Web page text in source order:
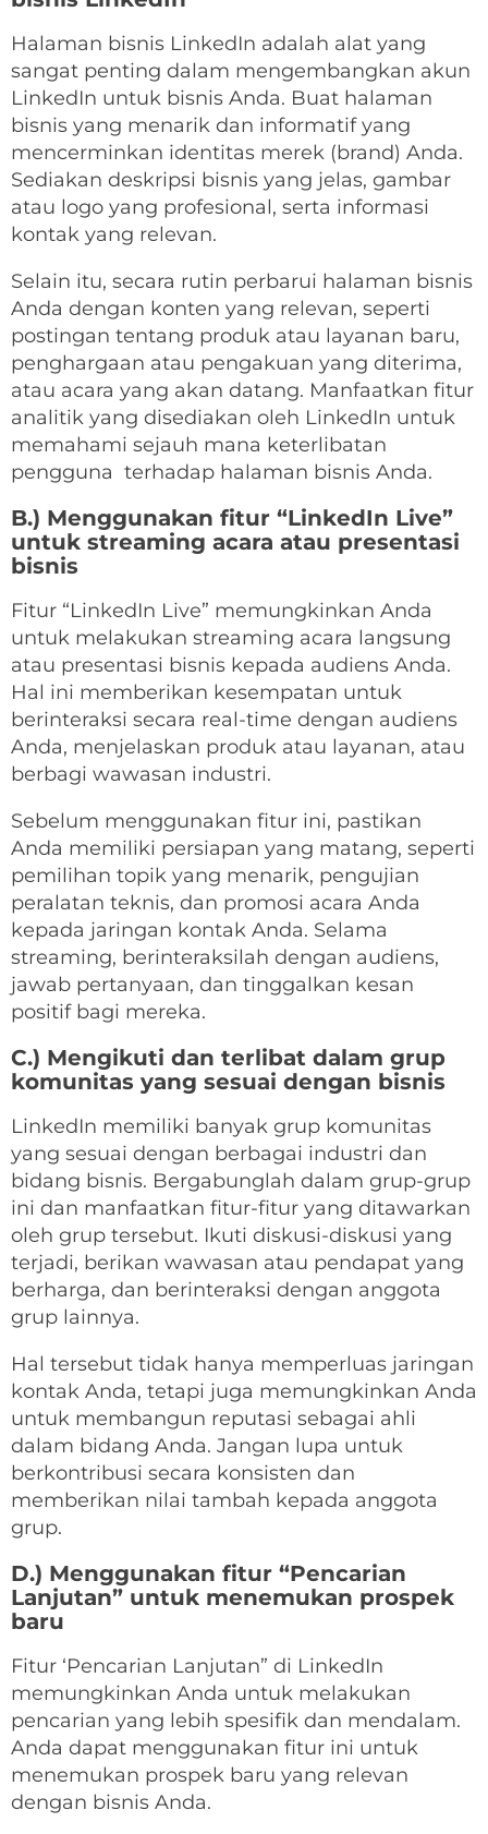
Halaman bisnis LinkedIn adalah alat yang
sangat penting dalam mengembangkan akun
LinkedIn untuk bisnis Anda. Buat halaman
bisnis yang menarik dan informatif yang
mencerminkan identitas merek (brand) Anda.
Sediakan deskripsi bisnis yang jelas, gambar
atau logo yang profesional, serta informasi
kontak yang relevan.
Selain itu, secara rutin perbarui halaman bisnis
Anda dengan konten yang relevan, seperti
postingan tentang produk atau layanan baru,
penghargaan atau pengakuan yang diterima,
atau acara yang akan datang. Manfaatkan fitur
analitik yang disediakan oleh LinkedIn untuk
memahami sejauh mana keterlibatan
pengguna terhadap halaman bisnis Anda.
B.) Menggunakan fitur “LinkedIn Live”
untuk streaming acara atau presentasi
bisnis
Fitur “LinkedIn Live” memungkinkan Anda
untuk melakukan streaming acara langsung
atau presentasi bisnis kepada audiens Anda.
Hal ini memberikan kesempatan untuk
berinteraksi secara real-time dengan audiens
Anda, menjelaskan produk atau layanan, atau
berbagi wawasan industri.
Sebelum menggunakan fitur ini, pastikan
Anda memiliki persiapan yang matang, seperti
pemilihan topik yang menarik, pengujian
peralatan teknis, dan promosi acara Anda
kepada jaringan kontak Anda. Selama
streaming, berinteraksilah dengan audiens,
jawab pertanyaan, dan tinggalkan kesan
positif bagi mereka.
C.) Mengikuti dan terlibat dalam grup
komunitas yang sesuai dengan bisnis
LinkedIn memiliki banyak grup komunitas
yang sesuai dengan berbagai industri dan
bidang bisnis. Bergabunglah dalam grup-grup
ini dan manfaatkan fitur-fitur yang ditawarkan
oleh grup tersebut. Ikuti diskusi-diskusi yang
terjadi, berikan wawasan atau pendapat yang
berharga, dan berinteraksi dengan anggota
grup lainnya.
Hal tersebut tidak hanya memperluas jaringan
kontak Anda, tetapi juga memungkinkan Anda
untuk membangun reputasi sebagai ahli
dalam bidang Anda. Jangan lupa untuk
berkontribusi secara konsisten dan
memberikan nilai tambah kepada anggota
grup.
D.) Menggunakan fitur “Pencarian
Lanjutan” untuk menemukan prospek
baru
Fitur ‘Pencarian Lanjutan” di LinkedIn
memungkinkan Anda untuk melakukan
pencarian yang lebih spesifik dan mendalam.
Anda dapat menggunakan fitur ini untuk
menemukan prospek baru yang relevan
dengan bisnis Anda.